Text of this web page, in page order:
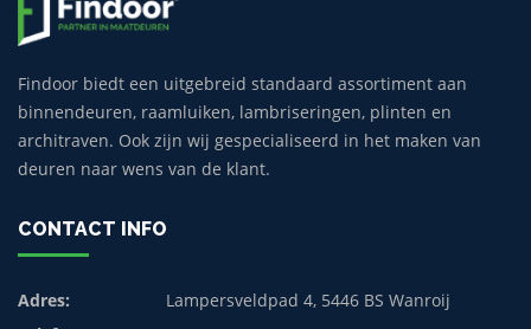
Findoor biedt een uitgebreid standaard assortiment aan
binnendeuren, raamluiken, lambriseringen, plinten en
architraven. Ook zijn wij gespecialiseerd in het maken van
deuren naar wens van de klant.
CONTACT INFO
Adres:
Lampersveldpad 4, 5446 BS Wanroij